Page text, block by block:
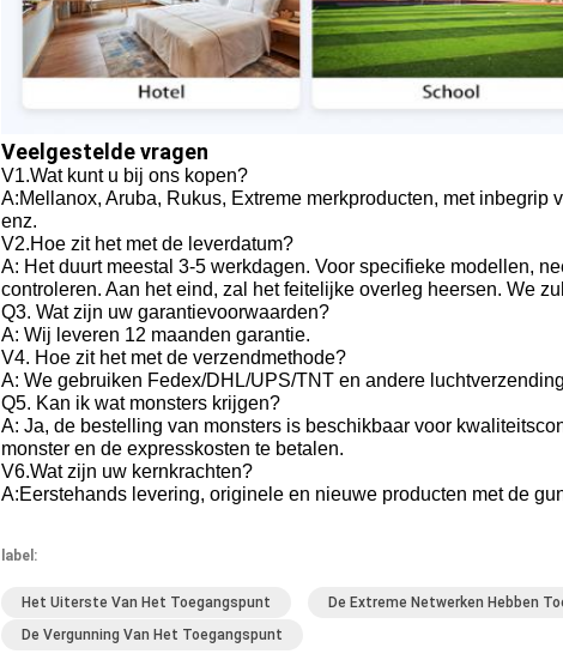
Veelgestelde vragen
V1.Wat kunt u bij ons kopen?
A:Mellanox, Aruba, Rukus, Extreme merkproducten, met inbegrip
enz.
V2.Hoe zit het met de leverdatum?
A: Het duurt meestal 3-5 werkdagen. Voor specifieke modellen,
controleren. Aan het eind, zal het feitelijke overleg heersen. We
Q3. Wat zijn uw garantievoorwaarden?
A: Wij leveren 12 maanden garantie.
V4. Hoe zit het met de verzendmethode?
A: We gebruiken Fedex/DHL/UPS/TNT en andere
Q5. Kan ik wat monsters krijgen?
A: Ja, de bestelling van monsters is beschikbaar voor
monster en de expresskosten te betalen.
V6.Wat zijn uw kernkrachten?
A:Eerstehands levering, originele en nieuwe producten met de
label:
Het Uiterste Van Het Toegangspunt
De Extreme Netwerken Hebben
De Vergunning Van Het Toegangspunt